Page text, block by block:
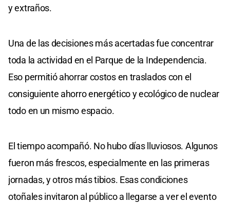
y extraños.
Una de las decisiones más acertadas fue concentrar
toda la actividad en el Parque de la Independencia.
Eso permitió ahorrar costos en traslados con el
consiguiente ahorro energético y ecológico de nuclear
todo en un mismo espacio.
El tiempo acompañó. No hubo días lluviosos. Algunos
fueron más frescos, especialmente en las primeras
jornadas, y otros más tibios. Esas condiciones
otoñales invitaron al público a llegarse a ver el evento